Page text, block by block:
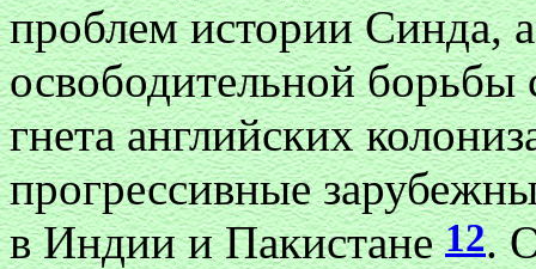
проблем истории Синда,
освободительной борьбы
гнета английских
прогрессивные
в Индии и Пакистане12.